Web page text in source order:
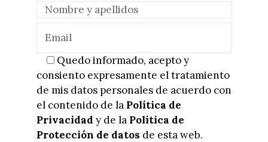
Quedo informado, acepto y
consiento expresamente el tratamiento
de mis datos personales de acuerdo con
el contenido de la Política de
Privacidad y de la Política de
Protección de datos de esta web.